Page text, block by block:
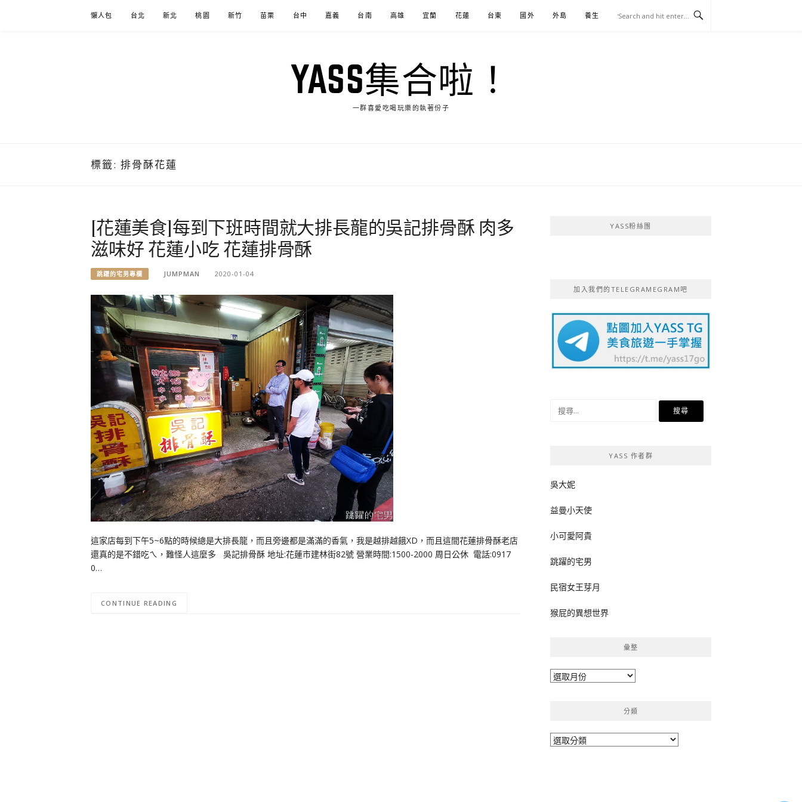
懶人包 台北 新北 桃園 新竹 苗栗 台中 嘉義 台南 高雄 宜蘭 花蓮 台東 國外 外島 養生 伴手禮
YASS集合啦！
一群喜愛吃喝玩樂的執著份子
標籤: 排骨酥花蓮
[花蓮美食]每到下班時間就大排長龍的吳記排骨酥 肉多
滋味好 花蓮小吃 花蓮排骨酥
跳躍的宅男專欄 JUMPMAN 2020-01-04
這家店每到下午5~6點的時候總是大排長龍，而且旁邊都是滿滿的香氣，我是越排越餓XD，而且這間花蓮排骨酥老店
還真的是不錯吃ㄟ，難怪人這麼多 吳記排骨酥 地址:花蓮市建林街82號 營業時間:1500-2000 周日公休 電話:0917
0…
CONTINUE READING
YASS粉絲團
加入我們的TELEGRAMEGRAM吧
YASS 作者群
吳大妮
益曼小天使
小可愛阿貴
跳躍的宅男
民宿女王芽月
猴屁的異想世界
彙整
彙
分類
分